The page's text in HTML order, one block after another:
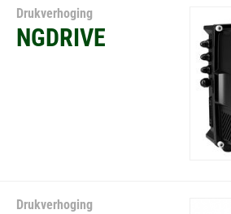
Drukverhoging
NGDRIVE
Drukverhoging